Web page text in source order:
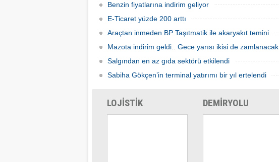
Benzin fiyatlarına indirim geliyor
E-Ticaret yüzde 200 arttı
Araçtan inmeden BP Taşıtmatik ile akaryakıt temini
Mazota indirim geldi.. Gece yarısı ikisi de zamlanacak
Salgından en az gıda sektörü etkilendi
Sabiha Gökçen’in terminal yatırımı bir yıl ertelendi
LOJİSTİK DEMİRYOLU